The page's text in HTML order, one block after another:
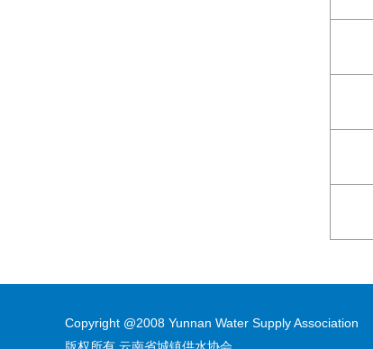
Copyright @2008 Yunnan Water Supply Association